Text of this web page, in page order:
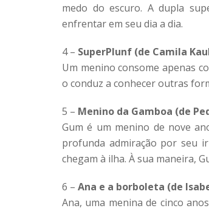
medo do escuro. A dupla
enfrentar em seu dia a dia.
4 – SuperPlunf (de Camila
Um menino consome apenas
o conduz a conhecer outras
5 – Menino da Gamboa (de
Gum é um menino de nove
profunda admiração por seu
chegam à ilha. À sua maneira,
6 – Ana e a borboleta (de
Ana, uma menina de cinco